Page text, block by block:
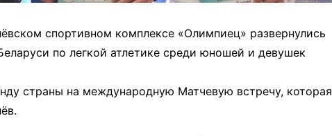
спортивном комплексе «Олимпиец» развернулись
по легкой атлетике среди юношей и девушек
страны на международную Матчевую встречу, которая